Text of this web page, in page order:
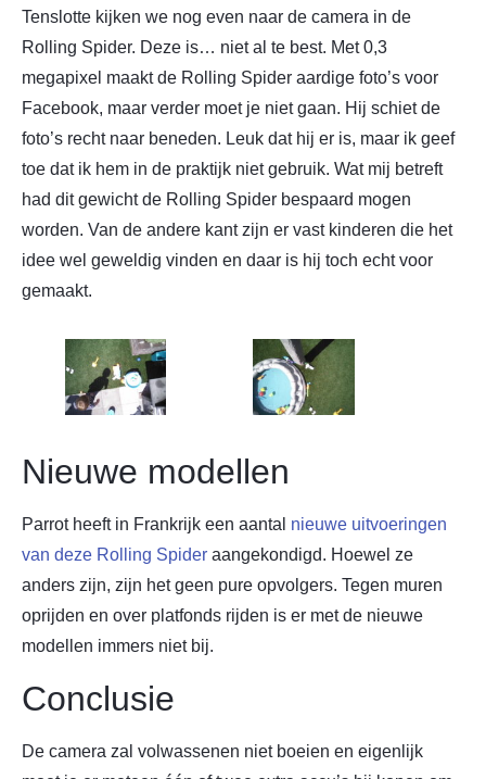
Tenslotte kijken we nog even naar de camera in de
Rolling Spider. Deze is… niet al te best. Met 0,3
megapixel maakt de Rolling Spider aardige foto’s voor
Facebook, maar verder moet je niet gaan. Hij schiet de
foto’s recht naar beneden. Leuk dat hij er is, maar ik geef
toe dat ik hem in de praktijk niet gebruik. Wat mij betreft
had dit gewicht de Rolling Spider bespaard mogen
worden. Van de andere kant zijn er vast kinderen die het
idee wel geweldig vinden en daar is hij toch echt voor
gemaakt.
Nieuwe modellen
Parrot heeft in Frankrijk een aantal nieuwe uitvoeringen
van deze Rolling Spider aangekondigd. Hoewel ze
anders zijn, zijn het geen pure opvolgers. Tegen muren
oprijden en over platfonds rijden is er met de nieuwe
modellen immers niet bij.
Conclusie
De camera zal volwassenen niet boeien en eigenlijk